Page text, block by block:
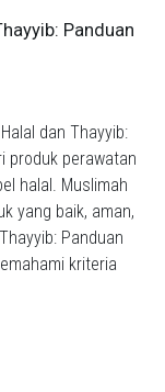
Panduan
dan Thayyib:
produk perawatan
halal. Muslimah
yang baik, aman,
Panduan
kriteria